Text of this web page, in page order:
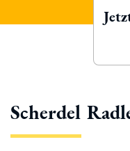
Scherdel